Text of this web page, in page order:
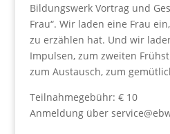
Bildungswerk Vortrag und
Frau“. Wir laden eine Frau
zu erzählen hat. Und wir
Impulsen, zum zweiten
zum Austausch, zum
Teilnahmegebühr: € 10
Anmeldung über